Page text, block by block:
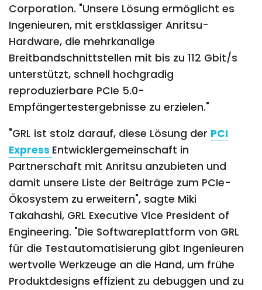
Corporation. "Unsere Lösung ermöglicht es
Ingenieuren, mit erstklassiger Anritsu-
Hardware, die mehrkanalige
Breitbandschnittstellen mit bis zu 112 Gbit/s
unterstützt, schnell hochgradig
reproduzierbare PCIe 5.0-
Empfängertestergebnisse zu erzielen."
"GRL ist stolz darauf, diese Lösung der PCI
Express Entwicklergemeinschaft in
Partnerschaft mit Anritsu anzubieten und
damit unsere Liste der Beiträge zum PCIe-
Ökosystem zu erweitern", sagte Miki
Takahashi, GRL Executive Vice President of
Engineering. "Die Softwareplattform von GRL
für die Testautomatisierung gibt Ingenieuren
wertvolle Werkzeuge an die Hand, um frühe
Produktdesigns effizient zu debuggen und zu